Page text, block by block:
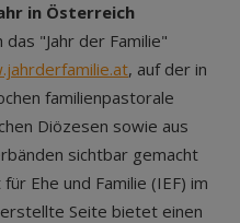
in Österreich
"Jahr der Familie"
, auf der in
familienpastorale
Diözesen sowie aus
sichtbar gemacht
Ehe und Familie (IEF) im
Seite bietet einen